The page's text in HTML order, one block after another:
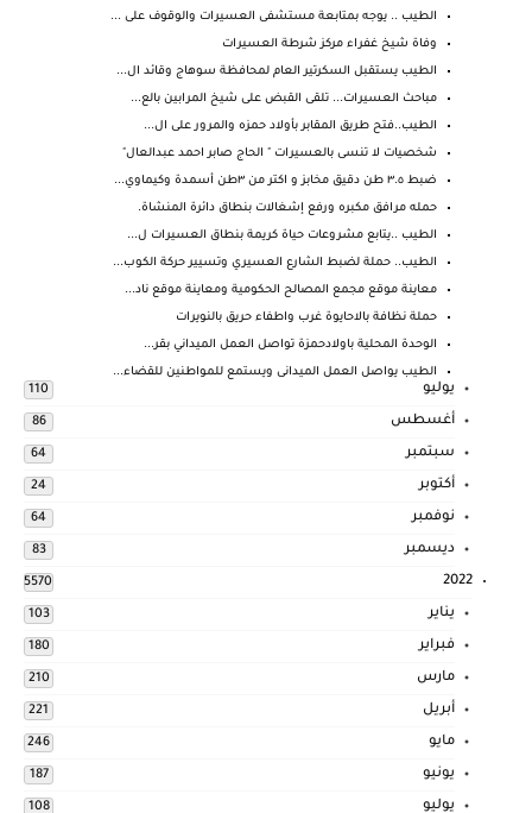
الطيب .. يوجه بمتابعة مستشفى العسيرات والوقوف على ...
وفاة شيخ غفراء مركز شرطة العسيرات
الطيب يستقبل السكرتير العام لمحافظة سوهاج وقائد ال...
مباحث العسيرات... تلقى القبض على شيخ المرابين بالع...
الطيب..فتح طريق المقابر بأولاد حمزه والمرور على ال...
شخصيات لا تنسى بالعسيرات " الحاج صابر احمد عبدالعال"
ضبط ٣.٥ طن دقيق مخابز و اكتر من ٣طن أسمدة وكيماوي...
حمله مرافق مكبره ورفع إشغالات بنطاق دائرة المنشاة.
الطيب ..يتابع مشروعات حياة كريمة بنطاق العسيرات ل...
الطيب.. حملة لضبط الشارع العسيري وتسيير حركة الكوب...
معاينة موقع مجمع المصالح الحكومية ومعاينة موقع ناد...
حملة نظافة بالاحايوة غرب واطفاء حريق بالنويرات
الوحدة المحلية باولادحمزة تواصل العمل الميداني بقر...
الطيب يواصل العمل الميدانى ويستمع للمواطنين للقضاء...
يوليو 110
أغسطس 86
سبتمبر 64
أكتوبر 24
نوفمبر 64
ديسمبر 83
2022
5570
يناير 103
فبراير 180
مارس 210
أبريل 221
مايو 246
يونيو 187
يوليو 108